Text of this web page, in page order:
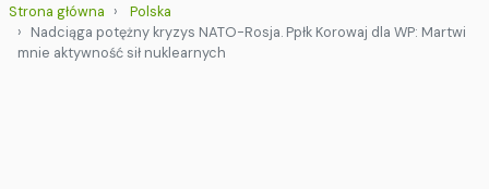
Strona główna
Polska
Nadciąga potężny kryzys NATO-Rosja. Ppłk Korowaj dla WP: Martwi
mnie aktywność sił nuklearnych